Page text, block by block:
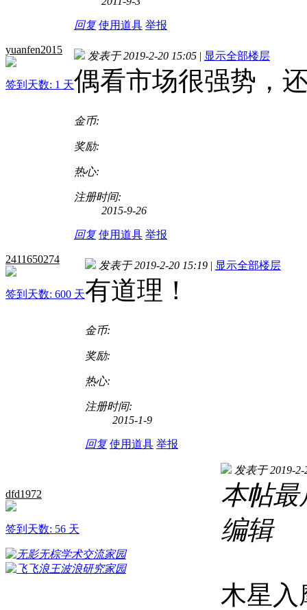
回复 使用道具 举报
yuanfen2015
签到天数: 1 天
发表于 2019-2-20 15:05 | 显示全部楼层
偶看市场很强势，
金币:
奖励:
热心:
注册时间:
2015-9-26
回复 使用道具 举报
2411650274
签到天数: 600 天
发表于 2019-2-20 15:19 | 显示全部楼层
有道理！
金币:
奖励:
热心:
注册时间:
2015-1-9
回复 使用道具 举报
dfd1972
签到天数: 56 天
发表于 2019-2-
本帖最
编辑
木星入